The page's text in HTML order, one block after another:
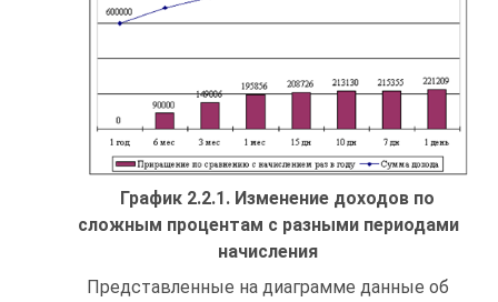
График 2.2.1. Изменение доходов по
сложным процентам с разными периодами
начисления
Представленные на диаграмме данные об